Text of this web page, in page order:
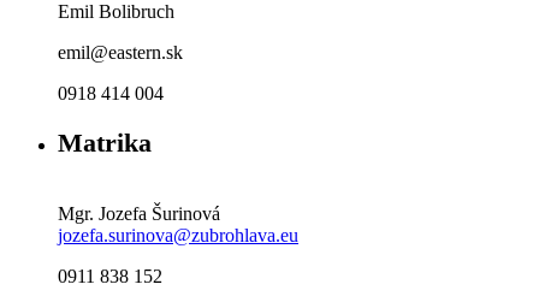
Emil Bolibruch
emil@eastern.sk
0918 414 004
Matrika
Mgr. Jozefa Šurinová
jozefa.surinova@zubrohlava.eu
0911 838 152